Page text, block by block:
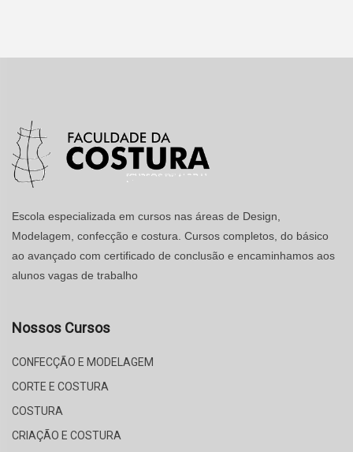
Escola especializada em cursos nas áreas de Design,
Modelagem, confecção e costura. Cursos completos, do básico
ao avançado com certificado de conclusão e encaminhamos aos
alunos vagas de trabalho
Nossos Cursos
CONFECÇÃO E MODELAGEM
CORTE E COSTURA
COSTURA
CRIAÇÃO E COSTURA